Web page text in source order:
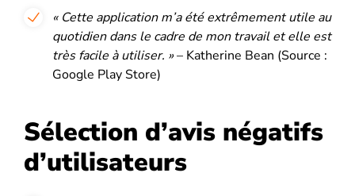
« Cette application m’a été extrêmement utile au
quotidien dans le cadre de mon travail et elle est
très facile à utiliser. »– Katherine Bean (Source :
Google Play Store)
Sélection d’avis négatifs
d’utilisateurs